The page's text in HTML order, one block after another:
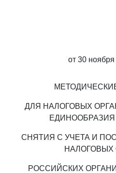
от 30
ДЛЯ НАЛОГОВЫХ
СНЯТИЯ С УЧЕТА И
НАЛОГОВЫХ
РОССИЙСКИХ